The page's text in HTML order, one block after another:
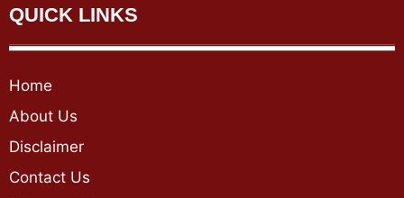
QUICK LINKS
Home
About Us
Disclaimer
Contact Us